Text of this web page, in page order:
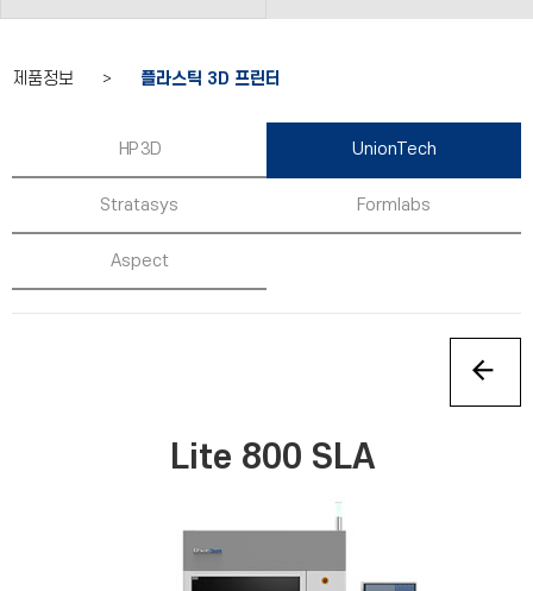
제품정보 > 플라스틱 3D 프린터
HP 3D UnionTech
Stratasys Formlabs
Aspect
Lite 800 SLA